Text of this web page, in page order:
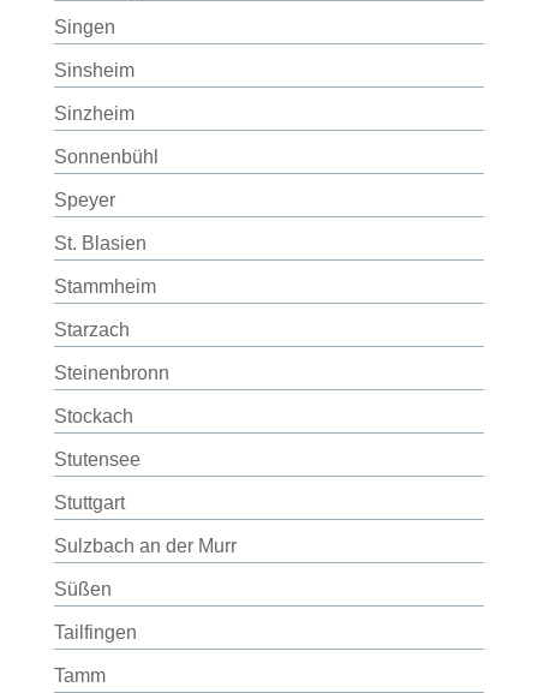
Singen
Sinsheim
Sinzheim
Sonnenbühl
Speyer
St. Blasien
Stammheim
Starzach
Steinenbronn
Stockach
Stutensee
Stuttgart
Sulzbach an der Murr
Süßen
Tailfingen
Tamm